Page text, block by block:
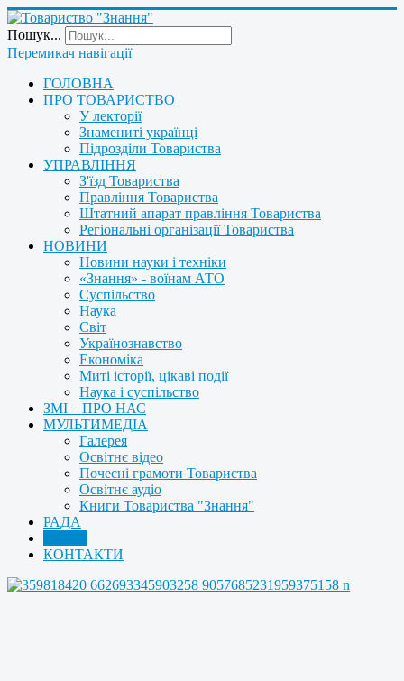
Пошук...
Перемикач навігації
ГОЛОВНА
ПРО ТОВАРИСТВО
У лекторії
Знамениті українці
Підрозділи Товариства
УПРАВЛІННЯ
З'їзд Товариства
Правління Товариства
Штатний апарат правління Товариства
Регіональні організації Товариства
НОВИНИ
Новини науки і техніки
«Знання» - воїнам АТО
Суспільство
Наука
Світ
Українознавство
Економіка
Миті історії, цікаві події
Наука і суспільство
ЗМІ – ПРО НАС
МУЛЬТИМЕДІА
Галерея
Освітнє відео
Почесні грамоти Товариства
Освітнє аудіо
Книги Товариства "Знання"
РАДА
КОНТАКТИ